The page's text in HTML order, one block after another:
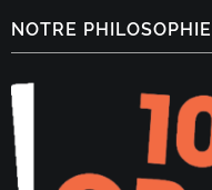
NOTRE PHILOSOPHIE